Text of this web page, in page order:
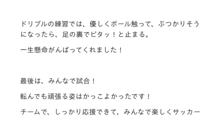
ドリブルの練習では、優しくボール触って、ぶつかりそう
になったら、足の裏でピタッ！と止まる。
一生懸命がんばってくれました！
最後は、みんなで試合！
転んでも頑張る姿はかっこよかったです！
チームで、しっかり応援できて、みんなで楽しくサッカー